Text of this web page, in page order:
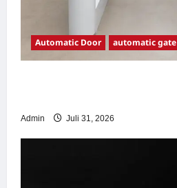
Automatic Door automatic gate
Admin Juli 31, 2026